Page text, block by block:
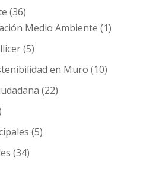
(36)
Medio Ambiente (1)
(5)
en Muro (10)
(22)
(5)
(34)